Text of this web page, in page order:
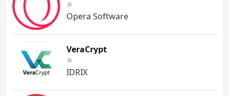
Opera Software
VeraCrypt
IDRIX